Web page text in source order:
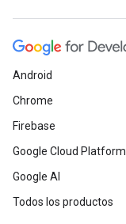
Android
Chrome
Firebase
Google Cloud Platform
Google AI
Todos los productos